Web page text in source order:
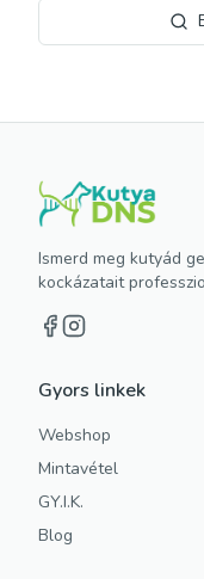
Ismerd meg kutyád
kockázatait
Gyors linkek
Webshop
Mintavétel
GY.I.K.
Blog